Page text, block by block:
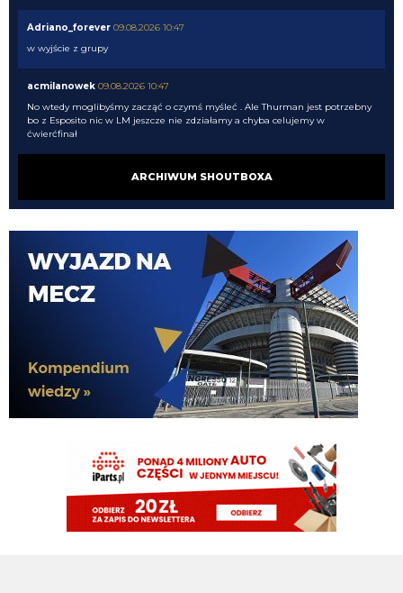
Adriano_forever 09.08.2026 10:47
w wyjście z grupy
acmilanowek 09.08.2026 10:47
No wtedy moglibyśmy zacząć o czymś myśleć . Ale Thurman jest potrzebny
bo z Esposito nic w LM jeszcze nie zdziałamy a chyba celujemy w
ćwierćfinał
09.08.2026 10:16
Nerazzurro90 09.08.2026 10:16
Mordo, tak na szybko to Pavard, Henrique, Frattesi, Thuram won
Nerazzurro90
acmilanowek 09.08.2026 10:02 a co w tej chwili oprocz wahadla nam trzeba
? po Lm nie idziemy z pustymi kieszeniami a we Wloszech wciaz bedziemy
timon 09.08.2026 10:10
Wiec uwazam, ze i tak to co mamy teraz, mimo balaganu, to i tak progres w
stosunku do trzech ostatnich lat Suning
Przypominam, ze Suning szukalo kogokolwiek kto da kredyt zeby nie stracic
klubu, wiec koszt obslugi dlugu wynosilby pewnie 60-70 mln rocznie
09.08.2026 10:04
ARCHIWUM SHOUTBOXA